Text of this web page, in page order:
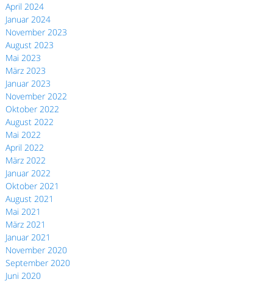
April 2024
Januar 2024
November 2023
August 2023
Mai 2023
März 2023
Januar 2023
November 2022
Oktober 2022
August 2022
Mai 2022
April 2022
März 2022
Januar 2022
Oktober 2021
August 2021
Mai 2021
März 2021
Januar 2021
November 2020
September 2020
Juni 2020